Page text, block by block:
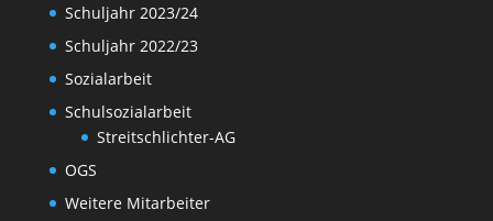
Schuljahr 2023/24
Schuljahr 2022/23
Sozialarbeit
Schulsozialarbeit
Streitschlichter-AG
OGS
Weitere Mitarbeiter